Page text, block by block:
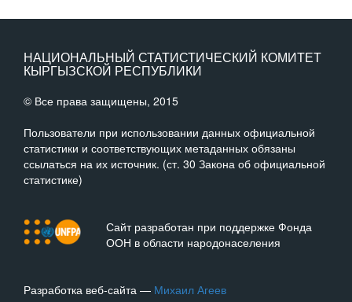
НАЦИОНАЛЬНЫЙ СТАТИСТИЧЕСКИЙ КОМИТЕТ
КЫРГЫЗСКОЙ РЕСПУБЛИКИ
© Все права защищены, 2015
Пользователи при использовании данных официальной
статистики и соответствующих метаданных обязаны
ссылаться на их источник. (ст. 30 Закона об официальной
статистике)
Сайт разработан при поддержке Фонда
ООН в области народонаселения
Разработка веб-сайта — Михаил Агеев